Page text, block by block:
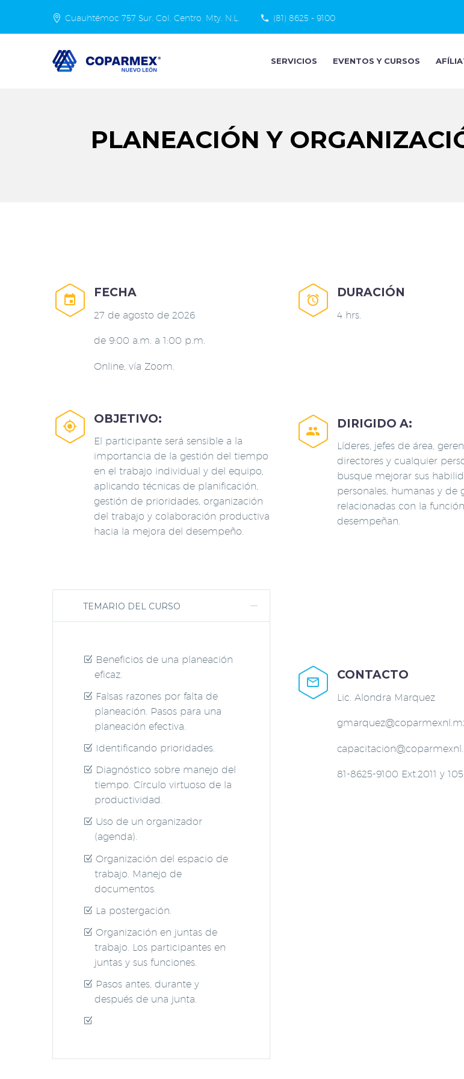
Cuauhtémoc 757 Sur. Col. Centro, Mty. N.L. (81) 8625 - 9100
SERVICIOS EVENTOS Y CURSOS
PLANEACIÓN Y


FECHA
27 de agosto de 2026
de 9:00 a.m. a 1:00 p.m.
Online, vía Zoom.


OBJETIVO:
El participante será sensible a la
importancia de la gestión del tiempo
en el trabajo individual y del equipo,
aplicando técnicas de planificación,
gestión de prioridades, organización
del trabajo y colaboración productiva
hacia la mejora del desempeño.
TEMARIO DEL CURSO
Beneficios de una planeación
eficaz.
Falsas razones por falta de
planeación. Pasos para una
planeación efectiva.
Identificando prioridades.
Diagnóstico sobre manejo del
tiempo. Círculo virtuoso de la
productividad.
Uso de un organizador
(agenda).
Organización del espacio de
trabajo. Manejo de
documentos.
La postergación.
Organización en juntas de
trabajo. Los participantes en
juntas y sus funciones.
Pasos antes, durante y
después de una junta.


DURACIÓN
4 hrs.


DIRIGIDO A:
Líderes, jefes de área,
directores y cualquier
busque mejorar sus
personales, humanas y de
relacionadas con la
desempeñan.


CONTACTO
Lic. Alondra Marquez
81-8625-9100 Ext.2011 y